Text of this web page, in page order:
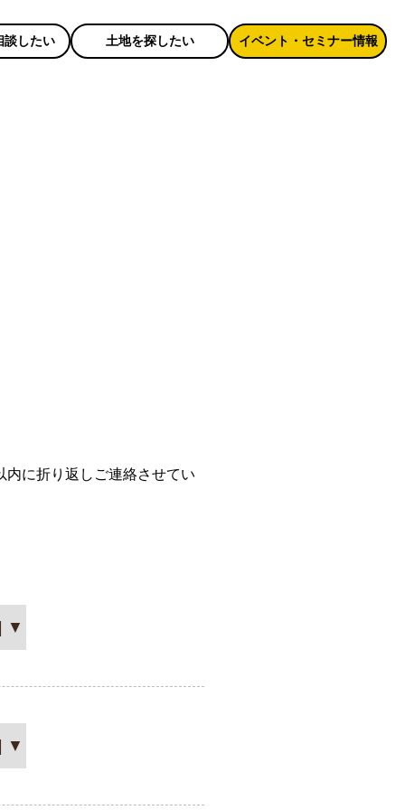
談したい 土地を探したい イベント・セミナー情報
に折り返しご連絡させてい